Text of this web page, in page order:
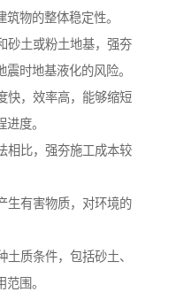
物的整体稳定性。
砂土或粉土地基，强夯
时地基液化的风险。
快，效率高，能够缩短
度。
相比，强夯施工成本较
生有害物质，对环境的
质条件，包括砂土、
围。